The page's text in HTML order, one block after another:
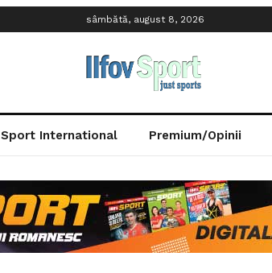
sâmbătă, august 8, 2026
Sport International Premium/Opinii